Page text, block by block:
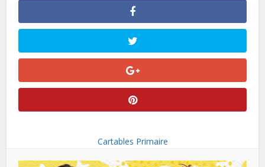
Cartables Primaire